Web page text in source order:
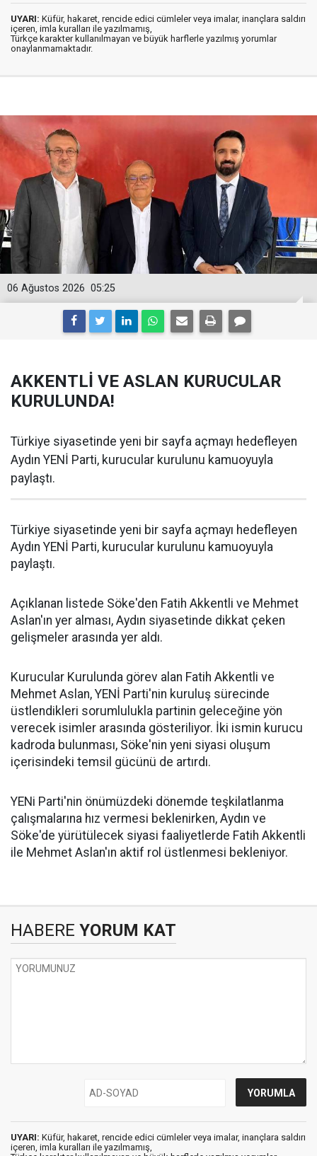
UYARI: Küfür, hakaret, rencide edici cümleler veya imalar, inançlara saldırı
içeren, imla kuralları ile yazılmamış,
Türkçe karakter kullanılmayan ve büyük harflerle yazılmış yorumlar
onaylanmamaktadır.
05:25
06 Ağustos 2026
AKKENTLİ VE ASLAN KURUCULAR
KURULUNDA!
Türkiye siyasetinde yeni bir sayfa açmayı hedefleyen
Aydın YENİ Parti, kurucular kurulunu kamuoyuyla
paylaştı.
Türkiye siyasetinde yeni bir sayfa açmayı hedefleyen
Aydın YENİ Parti, kurucular kurulunu kamuoyuyla
paylaştı.
Açıklanan listede Söke'den Fatih Akkentli ve Mehmet
Aslan'ın yer alması, Aydın siyasetinde dikkat çeken
gelişmeler arasında yer aldı.
Kurucular Kurulunda görev alan Fatih Akkentli ve
Mehmet Aslan, YENİ Parti'nin kuruluş sürecinde
üstlendikleri sorumlulukla partinin geleceğine yön
verecek isimler arasında gösteriliyor. İki ismin kurucu
kadroda bulunması, Söke'nin yeni siyasi oluşum
içerisindeki temsil gücünü de artırdı.
YENi Parti'nin önümüzdeki dönemde teşkilatlanma
çalışmalarına hız vermesi beklenirken, Aydın ve
Söke'de yürütülecek siyasi faaliyetlerde Fatih Akkentli
ile Mehmet Aslan'ın aktif rol üstlenmesi bekleniyor.
HABERE YORUM KAT
UYARI: Küfür, hakaret, rencide edici cümleler veya imalar, inançlara saldırı
içeren, imla kuralları ile yazılmamış,